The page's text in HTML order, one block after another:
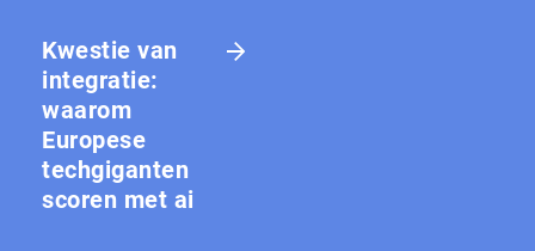
Kwestie van
integratie:
waarom
Europese
techgiganten
scoren met ai